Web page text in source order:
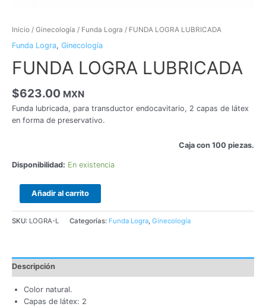
Inicio / Ginecología / Funda Logra / FUNDA LOGRA LUBRICADA
Funda Logra, Ginecología
FUNDA LOGRA LUBRICADA
$623.00 MXN
Funda lubricada, para transductor endocavitario, 2 capas de látex
en forma de preservativo.
Caja con 100 piezas.
Disponibilidad: En existencia
Añadir al carrito
SKU: LOGRA-L Categorías: Funda Logra, Ginecología
Descripción
Color natural.
Capas de látex: 2